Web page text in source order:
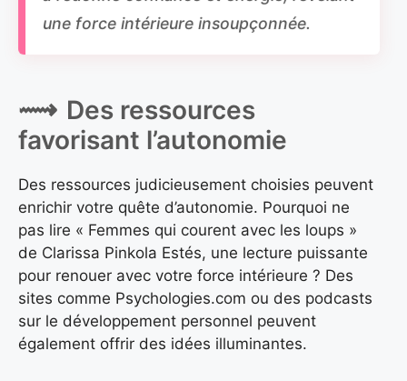
une force intérieure insoupçonnée.
Des ressources
favorisant l’autonomie
Des ressources judicieusement choisies peuvent
enrichir votre quête d’autonomie. Pourquoi ne
pas lire « Femmes qui courent avec les loups »
de Clarissa Pinkola Estés, une lecture puissante
pour renouer avec votre force intérieure ? Des
sites comme Psychologies.com ou des podcasts
sur le développement personnel peuvent
également offrir des idées illuminantes.